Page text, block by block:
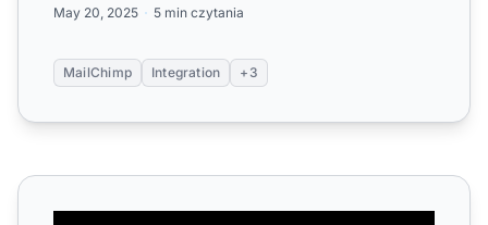
May 20, 2025 5 min czytania
MailChimp Integration +3
Szablony eCommerce